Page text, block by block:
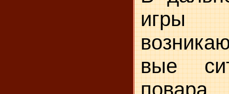
игры
вые